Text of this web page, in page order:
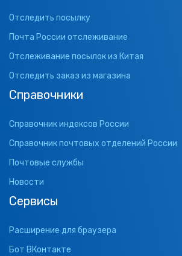
Отследить посылку
Почта России отслеживание
Отслеживание посылок из Китая
Отследить заказ из магазина
Справочники
Справочник индексов России
Справочник почтовых отделений России
Почтовые службы
Новости
Сервисы
Расширение для браузера
Бот ВКонтакте